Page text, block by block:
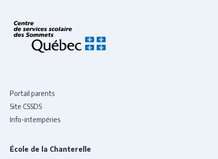
Portail parents
Site CSSDS
Info-intempéries
École de la Chanterelle